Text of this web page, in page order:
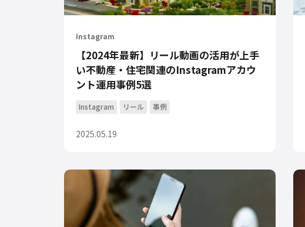
Instagram
【2024年最新】リール動画の活用が上手
い不動産・住宅関連のInstagramアカウ
ント運用事例5選
Instagram リール 事例
2025.05.19